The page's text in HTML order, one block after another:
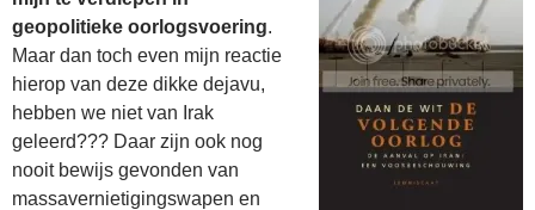
geopolitieke oorlogsvoering.
Maar dan toch even mijn reactie
hierop van deze dikke dejavu,
hebben we niet van Irak
geleerd??? Daar zijn ook nog
nooit bewijs gevonden van
massavernietigingswapen en